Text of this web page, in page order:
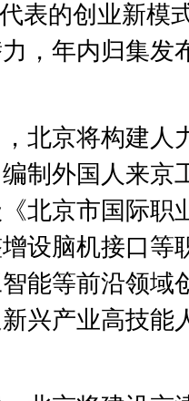
表的创业新模
，年内归集发
京将构建人
制外国人来京
北京市国际职
设脑机接口等
能等前沿领域
兴产业高技能